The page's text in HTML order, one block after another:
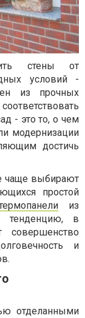
стены от
условий -
из прочных
- это то, о чем
модернизации
достичь
чаще выбирают
простой
из
тенденцию, в
и
отделанными